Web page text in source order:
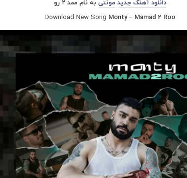
دانلود آهنگ جدید مونتی به نام ممد ۲ رو
Download New Song Monty – Mamad 2 Roo